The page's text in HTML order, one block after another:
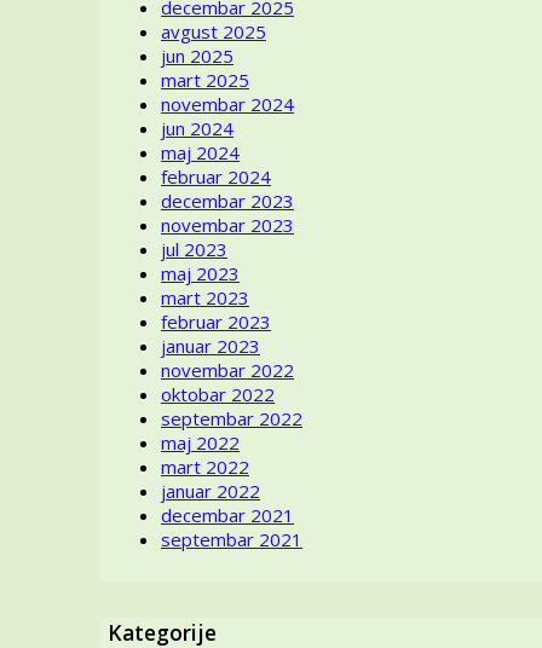
decembar 2025
avgust 2025
jun 2025
mart 2025
novembar 2024
jun 2024
maj 2024
februar 2024
decembar 2023
novembar 2023
jul 2023
maj 2023
mart 2023
februar 2023
januar 2023
novembar 2022
oktobar 2022
septembar 2022
maj 2022
mart 2022
januar 2022
decembar 2021
septembar 2021
Kategorije